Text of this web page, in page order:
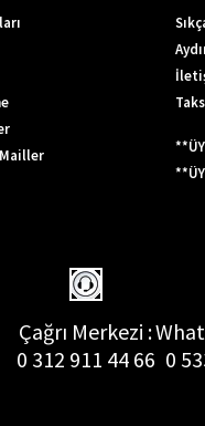
Çağrı Merkezi :
0 312 911 44 66 0